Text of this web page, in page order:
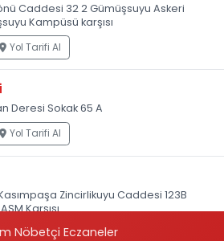
Caddesi 32 2 Gümüşsuyu Askeri
Kampüsü karşısı
Yol Tarifi Al
Deresi Sokak 65 A
Yol Tarifi Al
Zincirlikuyu Caddesi 123B
Karşısı
Yol Tarifi Al
Nöbetçi Eczaneler